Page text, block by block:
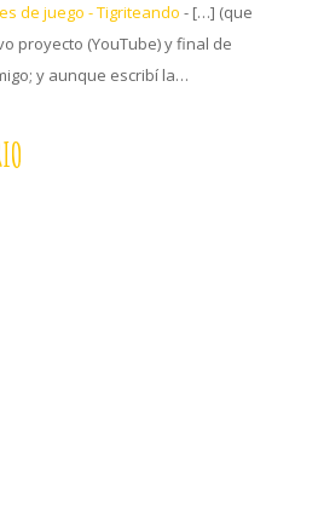
de juego - Tigriteando - […] (que
proyecto (YouTube) y final de
y aunque escribí la…